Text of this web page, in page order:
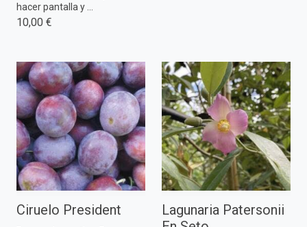
hacer pantalla y ...
10,00 €
Ciruelo President
Lagunaria Patersonii